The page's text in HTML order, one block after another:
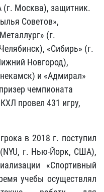
Москва), защитник.
Советов»,
(г.
«Сибирь» (г.
Новгород),
и «Адмирал»
чемпионата
провел 431 игру,
в 2018 г. поступил
г. Нью-Йорк, США),
«Спортивный
учебы осуществлял